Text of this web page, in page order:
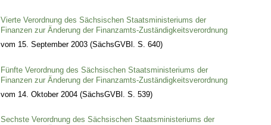
Vierte Verordnung des Sächsischen Staatsministeriums der
Finanzen zur Änderung der Finanzamts-Zuständigkeitsverordnung
vom 15. September 2003 (SächsGVBl. S. 640)
Fünfte Verordnung des Sächsischen Staatsministeriums der
Finanzen zur Änderung der Finanzamts-Zuständigkeitsverordnung
vom 14. Oktober 2004 (SächsGVBl. S. 539)
Sechste Verordnung des Sächsischen Staatsministeriums der